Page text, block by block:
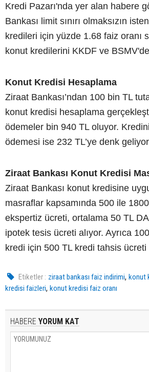
Kredi Pazarı'nda yer alan habere
Bankası limit sınırı olmaksızın
kredileri için yüzde 1.68 faiz oranı
konut kredilerini KKDF ve
Konut Kredisi Hesaplama
Ziraat Bankası’ndan 100 bin TL
konut kredisi hesaplama
ödemeler bin 940 TL oluyor.
ödemesi ise 232 TL’ye denk
Ziraat Bankası Konut Kredisi
Ziraat Bankası konut kredisine
masraflar kapsamında 500 ile
ekspertiz ücreti, ortalama 50 TL
ipotek tesis ücreti alıyor. Ayrıca
kredi için 500 TL kredi tahsis ücreti
Etiketler : ziraat bankası faiz indirimi,konut
kredisi faizleri, konut kredisi faiz oranı
HABERE YORUM KAT